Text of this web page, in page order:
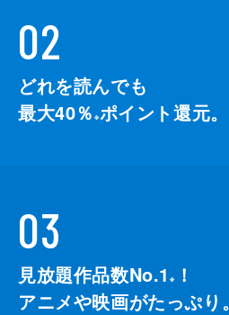
02
どれを読んでも
最大40％ ※ポイント還元。
03
見放題作品数No.1 ※
！
アニメや映画がたっぷり。